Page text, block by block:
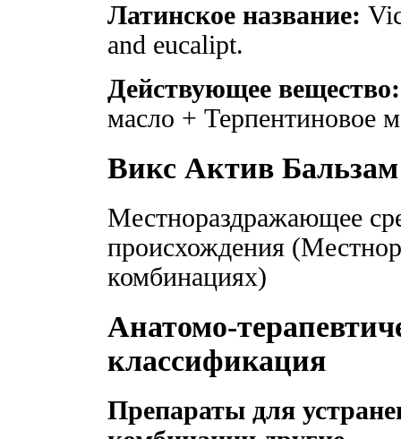
Латинское название:
and eucalipt.
Действующее вещество:
масло + Терпентиновое
Викс Актив
Местнораздражающее
происхождения
комбинациях)
Анатомо-
классификация
Препараты для